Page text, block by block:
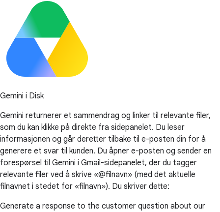
Gemini i Disk
Gemini returnerer et sammendrag og linker til relevante filer,
som du kan klikke på direkte fra sidepanelet. Du leser
informasjonen og går deretter tilbake til e-posten din for å
generere et svar til kunden. Du åpner e-posten og sender en
forespørsel til Gemini i Gmail-sidepanelet, der du tagger
relevante filer ved å skrive «@filnavn» (med det aktuelle
filnavnet i stedet for «filnavn»). Du skriver dette:
Generate a response to the customer question about our